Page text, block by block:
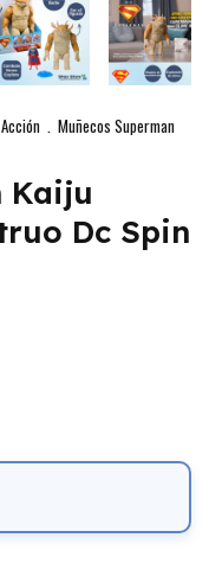
. Muñecos Superman
Kaiju
Dc Spin